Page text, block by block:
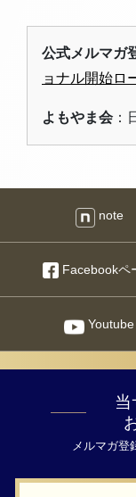
公式メルマガ
ョナル開始ロ
よもやま会 ：
note
Facebookペ
Youtube
当
メルマガ登